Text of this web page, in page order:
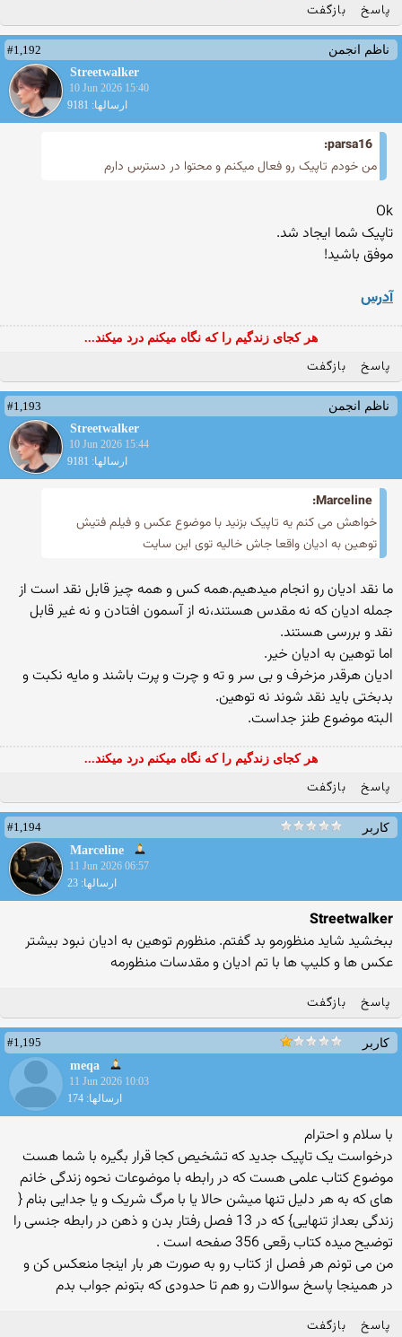
پاسخ بازگفت
ناظم انجمن
#1,192
Streetwalker
10 Jun 2026 15:40
ارسالها: 9181
parsa16:
من خودم تاپیک رو فعال میکنم و محتوا در دسترس دارم
Ok
تاپیک شما ایجاد شد.
موفق باشید!
آدرس
هر کجای زندگیم را که نگاه میکنم درد میکند...
پاسخ بازگفت
ناظم انجمن
#1,193
Streetwalker
10 Jun 2026 15:44
ارسالها: 9181
Marceline:
خواهش می کنم یه تاپیک بزنید با موضوع عکس و فیلم فتیش
توهین به ادیان واقعا جاش خالیه توی این سایت
ما نقد ادیان رو انجام میدهیم.همه کس و همه چیز قابل نقد است از
جمله ادیان که نه مقدس هستند،نه از آسمون افتادن و نه غیر قابل
نقد و بررسی هستند.
اما توهین به ادیان خیر.
ادیان هرقدر مزخرف و بی سر و ته و چرت و پرت باشند و مایه نکبت و
بدبختی باید نقد شوند نه توهین.
البته موضوع طنز جداست.
هر کجای زندگیم را که نگاه میکنم درد میکند...
پاسخ بازگفت
کاربر
#1,194
Marceline
11 Jun 2026 06:57
ارسالها: 23
Streetwalker
ببخشید شاید منظورمو بد گفتم. منظورم توهین به ادیان نبود بیشتر
عکس ها و کلیپ ها با تم ادیان و مقدسات منظورمه
پاسخ بازگفت
کاربر
#1,195
meqa
11 Jun 2026 10:03
ارسالها: 174
با سلام و احترام
درخواست یک تاپیک جدید که تشخیص کجا قرار بگیره با شما هست
موضوع کتاب علمی هست که در رابطه با موضوعات نحوه زندگی خانم
های که به هر دلیل تنها میشن حالا یا با مرگ شریک و یا جدایی بنام {
زندگی بعداز تنهایی} که در 13 فصل رفتار بدن و ذهن در رابطه جنسی را
توضیح میده کتاب رقعی 356 صفحه است .
من می تونم هر فصل از کتاب رو به صورت هر بار اینجا منعکس کن و
در همینجا پاسخ سوالات رو هم تا حدودی که بتونم جواب بدم
پاسخ بازگفت